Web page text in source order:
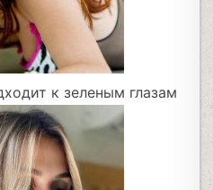
к зеленым глазам